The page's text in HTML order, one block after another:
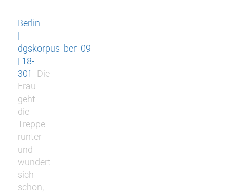
Berlin
|
dgskorpus_ber_09
| 18-
30f
Die
Frau
geht
die
Treppe
runter
und
wundert
sich
schon,